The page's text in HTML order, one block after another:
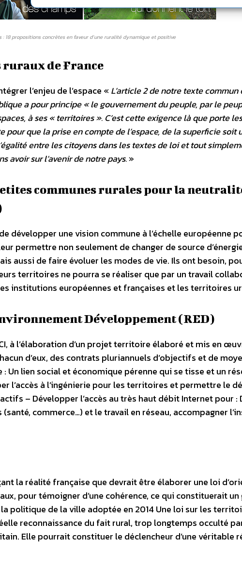
: 18 propositions concrètes en faveur d’une ruralité dynamique et positive
ruraux de France
l’enjeu de l’espace «L’article 2 de notre texte
a pour principe « le gouvernement du peuple, par le
à ses « territoires ». C’est cette exigence là que porte
pour que la prise en compte de l’espace, de la superficie soit
entre les citoyens dans les textes de loi et tout
avoir sur l’avenir de notre pays.»
communes rurales pour la
développer une vision commune à l’échelle européenne
permettre non seulement de changer de source
aussi de faire évoluer les modes de vie. Ils ont besoin,
territoires ne pourra se réaliser que par un travail
institutions européennes et françaises et les territoires
Développement (RED)
à l’élaboration d’un projet territoire élaboré et mis en
d’eux, des contrats pluriannuels d’objectifs et de
Un lien social et économique pérenne qui se tisse et un
l’accès à l’ingénierie pour les territoires et permettre le
– Développer l’accès au très haut débit Internet pour :
(santé, commerce…) et le travail en réseau, accompagner
la réalité française que devrait être élaborer une loi
pour témoigner d’une cohérence, ce qui constituerait un
politique de la ville adoptée en 2014 Une loi sur les
reconnaissance du fait rural, trop longtemps occulté
Elle pourrait constituer le déclencheur d’une véritable